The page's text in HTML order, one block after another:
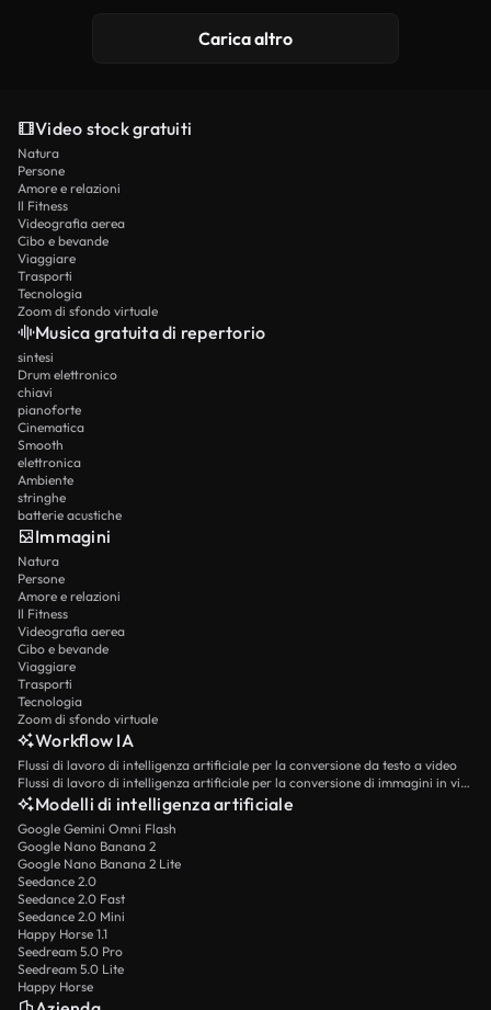
Carica altro
Video stock gratuiti
Natura
Persone
Amore e relazioni
Il Fitness
Videografia aerea
Cibo e bevande
Viaggiare
Trasporti
Tecnologia
Zoom di sfondo virtuale
Musica gratuita di repertorio
sintesi
Drum elettronico
chiavi
pianoforte
Cinematica
Smooth
elettronica
Ambiente
stringhe
batterie acustiche
Immagini
Natura
Persone
Amore e relazioni
Il Fitness
Videografia aerea
Cibo e bevande
Viaggiare
Trasporti
Tecnologia
Zoom di sfondo virtuale
Workflow IA
Flussi di lavoro di intelligenza artificiale per la conversione da testo a video
Flussi di lavoro di intelligenza artificiale per la conversione di immagini in video
Modelli di intelligenza artificiale
Google Gemini Omni Flash
Google Nano Banana 2
Google Nano Banana 2 Lite
Seedance 2.0
Seedance 2.0 Fast
Seedance 2.0 Mini
Happy Horse 1.1
Seedream 5.0 Pro
Seedream 5.0 Lite
Happy Horse